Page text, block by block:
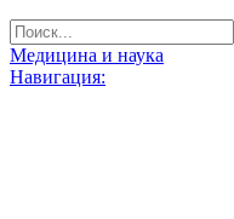
Медицина и наука
Навигация: